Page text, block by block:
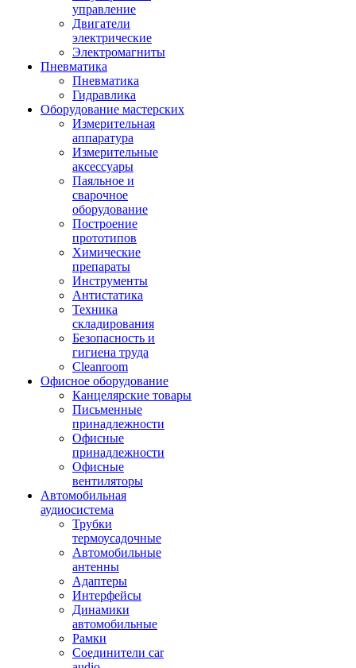
управление
Двигатели
электрические
Электромагниты
Пневматика
Пневматика
Гидравлика
Оборудование мастерских
Измерительная
аппаратура
Измерительные
аксессуары
Паяльное и
сварочное
оборудование
Построение
прототипов
Химические
препараты
Инструменты
Aнтистатика
Техника
складирования
Безопасность и
гигиена труда
Cleanroom
Офисное оборудование
Канцелярские товары
Письменные
принадлежности
Офисные
принадлежности
Офисные
вентиляторы
Автомобильная
аудиосистема
Трубки
термоусадочные
Автомобильные
антенны
Адаптеры
Интерфейсы
Динамики
автомобильные
Рамки
Соединители car